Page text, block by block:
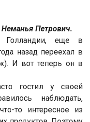
Петрович.
Голландии, еще в
назад переехал в
И вот теперь он в
гостил у своей
наблюдать,
то интересное из